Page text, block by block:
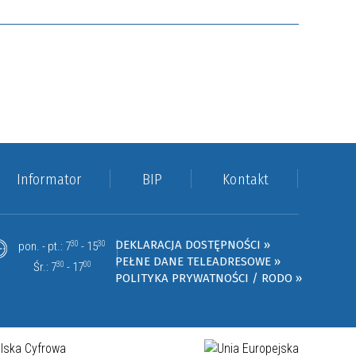
Informator BIP Kontakt
pon. - pt.: 730 - 1530
Śr.: 730 - 1700
DEKLARACJA DOSTĘPNOŚCI »
PEŁNE DANE TELEADRESOWE »
POLITYKA PRYWATNOŚCI / RODO »